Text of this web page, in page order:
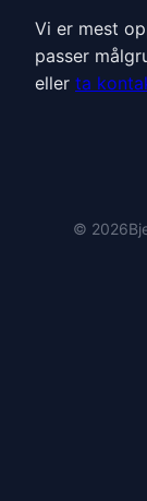
Vi er mest
passer
eller ta
© 2026